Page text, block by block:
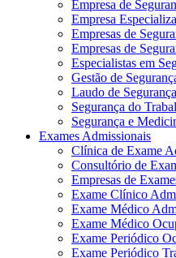
Empresa de
Empresa
Empresas de
Empresas de
Especialistas em
Gestão de
Laudo de
Segurança do
Segurança e
Exames Admissionais
Clínica de Exame
Consultório de
Empresas de
Exame Clínico
Exame Médico
Exame Médico
Exame Periódico
Exame Periódico